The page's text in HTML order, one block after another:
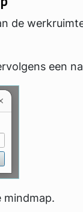
de
een
mindmap.